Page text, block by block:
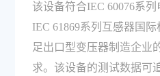
该设备符合IEC 60076系列
IEC 61869系列互感器国
足出口型变压器制造企业
求。该设备的测试数据可